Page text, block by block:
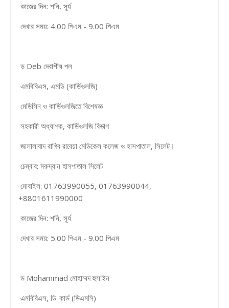
কাজের দিন: শনি, সূর্য
দেখার সময়: 4.00 পিএম - 9.00 পিএম
ড Deb দেবাশীষ পল
এমবিবিএস, এমডি (কার্ডিওলজি)
মেডিসিন ও কার্ডিওলজিতে বিশেষজ্ঞ
সহকারী অধ্যাপক, কার্ডিওলজি বিভাগ
জালালাবাদ রাগিব রাবেয়া মেডিকেল কলেজ ও হাসপাতাল, সিলেট।
চেম্বার: মরুদ্যান হাসপাতাল সিলেট
মোবাইল: 01763990055, 01763990044,
+8801611990000
কাজের দিন: শনি, সূর্য
দেখার সময়: 5.00 পিএম - 9.00 পিএম
ড Mohammad মোহাম্মদ হুসাইন
এমবিবিএস, ডি-কার্ড (ডিএমসি)